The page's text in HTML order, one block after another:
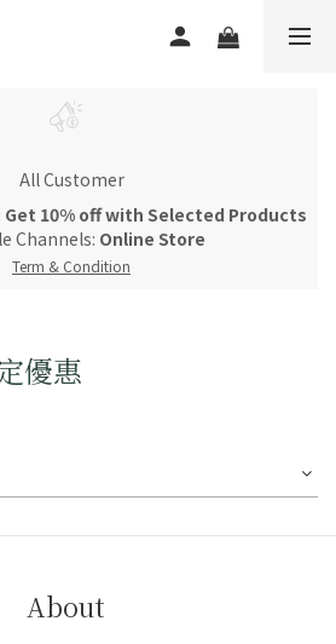
All Customer
10% off with Selected Products
Channels: Online Store
Term & Condition
優惠
About